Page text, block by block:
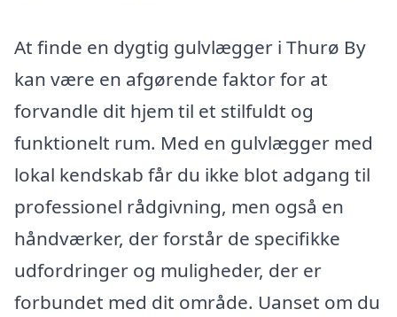
At finde en dygtig gulvlægger i Thurø By
kan være en afgørende faktor for at
forvandle dit hjem til et stilfuldt og
funktionelt rum. Med en gulvlægger med
lokal kendskab får du ikke blot adgang til
professionel rådgivning, men også en
håndværker, der forstår de specifikke
udfordringer og muligheder, der er
forbundet med dit område. Uanset om du